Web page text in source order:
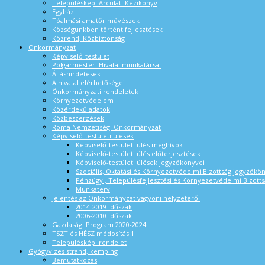
Településképi Arculati Kézikönyv
Egyház
Tóalmási amatőr művészek
Községünkben történt fejlesztések
Közrend, Közbiztonság
Önkormányzat
Képviselő-testület
Polgármesteri Hivatal munkatársai
Álláshirdetések
A hivatal elérhetőségei
Önkormányzati rendeletek
Környezetvédelem
Közérdekű adatok
Közbeszerzések
Roma Nemzetiségi Önkormányzat
Képviselő-testületi ülések
Képviselő-testületi ülés meghívók
Képviselő-testületi ülés előterjesztések
Képviselő-testületi ülések jegyzőkönyvei
Szociális, Oktatási és Környezetvédelmi Bizottság
Pénzügyi, Településfejlesztési és Környezetvédelmi
Munkaterv
Jelentés az Önkormányzat vagyoni helyzetéről
2014-2019 időszak
2006-2010 időszak
Gazdasági Program 2020-2024
TSZT és HÉSZ módosítás 1.
Településképi rendelet
Gyógyvizes strand, kemping
Bemutatkozás